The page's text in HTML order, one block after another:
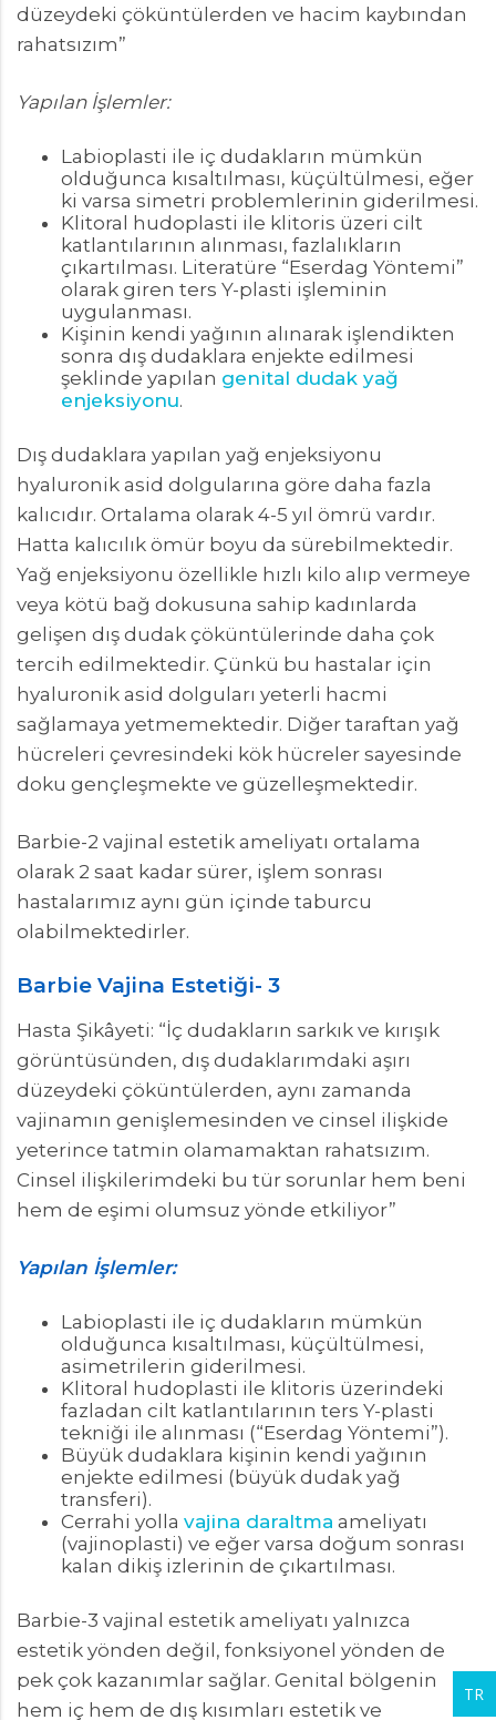
düzeydeki çöküntülerden ve hacim kaybından
rahatsızım”
Yapılan İşlemler:
Labioplasti ile iç dudakların mümkün
olduğunca kısaltılması, küçültülmesi, eğer
ki varsa simetri problemlerinin giderilmesi.
Klitoral hudoplasti ile klitoris üzeri cilt
katlantılarının alınması, fazlalıkların
çıkartılması. Literatüre “Eserdag Yöntemi”
olarak giren ters Y-plasti işleminin
uygulanması.
Kişinin kendi yağının alınarak işlendikten
sonra dış dudaklara enjekte edilmesi
şeklinde yapılan genital dudak yağ
enjeksiyonu.
Dış dudaklara yapılan yağ enjeksiyonu
hyaluronik asid dolgularına göre daha fazla
kalıcıdır. Ortalama olarak 4-5 yıl ömrü vardır.
Hatta kalıcılık ömür boyu da sürebilmektedir.
Yağ enjeksiyonu özellikle hızlı kilo alıp vermeye
veya kötü bağ dokusuna sahip kadınlarda
gelişen dış dudak çöküntülerinde daha çok
tercih edilmektedir. Çünkü bu hastalar için
hyaluronik asid dolguları yeterli hacmi
sağlamaya yetmemektedir. Diğer taraftan yağ
hücreleri çevresindeki kök hücreler sayesinde
doku gençleşmekte ve güzelleşmektedir.
Barbie-2 vajinal estetik ameliyatı ortalama
olarak 2 saat kadar sürer, işlem sonrası
hastalarımız aynı gün içinde taburcu
olabilmektedirler.
Barbie Vajina Estetiği- 3
Hasta Şikâyeti: “İç dudakların sarkık ve kırışık
görüntüsünden, dış dudaklarımdaki aşırı
düzeydeki çöküntülerden, aynı zamanda
vajinamın genişlemesinden ve cinsel ilişkide
yeterince tatmin olamamaktan rahatsızım.
Cinsel ilişkilerimdeki bu tür sorunlar hem beni
hem de eşimi olumsuz yönde etkiliyor”
Yapılan İşlemler:
Labioplasti ile iç dudakların mümkün
olduğunca kısaltılması, küçültülmesi,
asimetrilerin giderilmesi.
Klitoral hudoplasti ile klitoris üzerindeki
fazladan cilt katlantılarının ters Y-plasti
tekniği ile alınması (“Eserdag Yöntemi”).
Büyük dudaklara kişinin kendi yağının
enjekte edilmesi (büyük dudak yağ
transferi).
Cerrahi yolla vajina daraltma ameliyatı
(vajinoplasti) ve eğer varsa doğum sonrası
kalan dikiş izlerinin de çıkartılması.
Barbie-3 vajinal estetik ameliyatı yalnızca
estetik yönden değil, fonksiyonel yönden de
pek çok kazanımlar sağlar. Genital bölgenin
hem iç hem de dış kısımları estetik ve
TR